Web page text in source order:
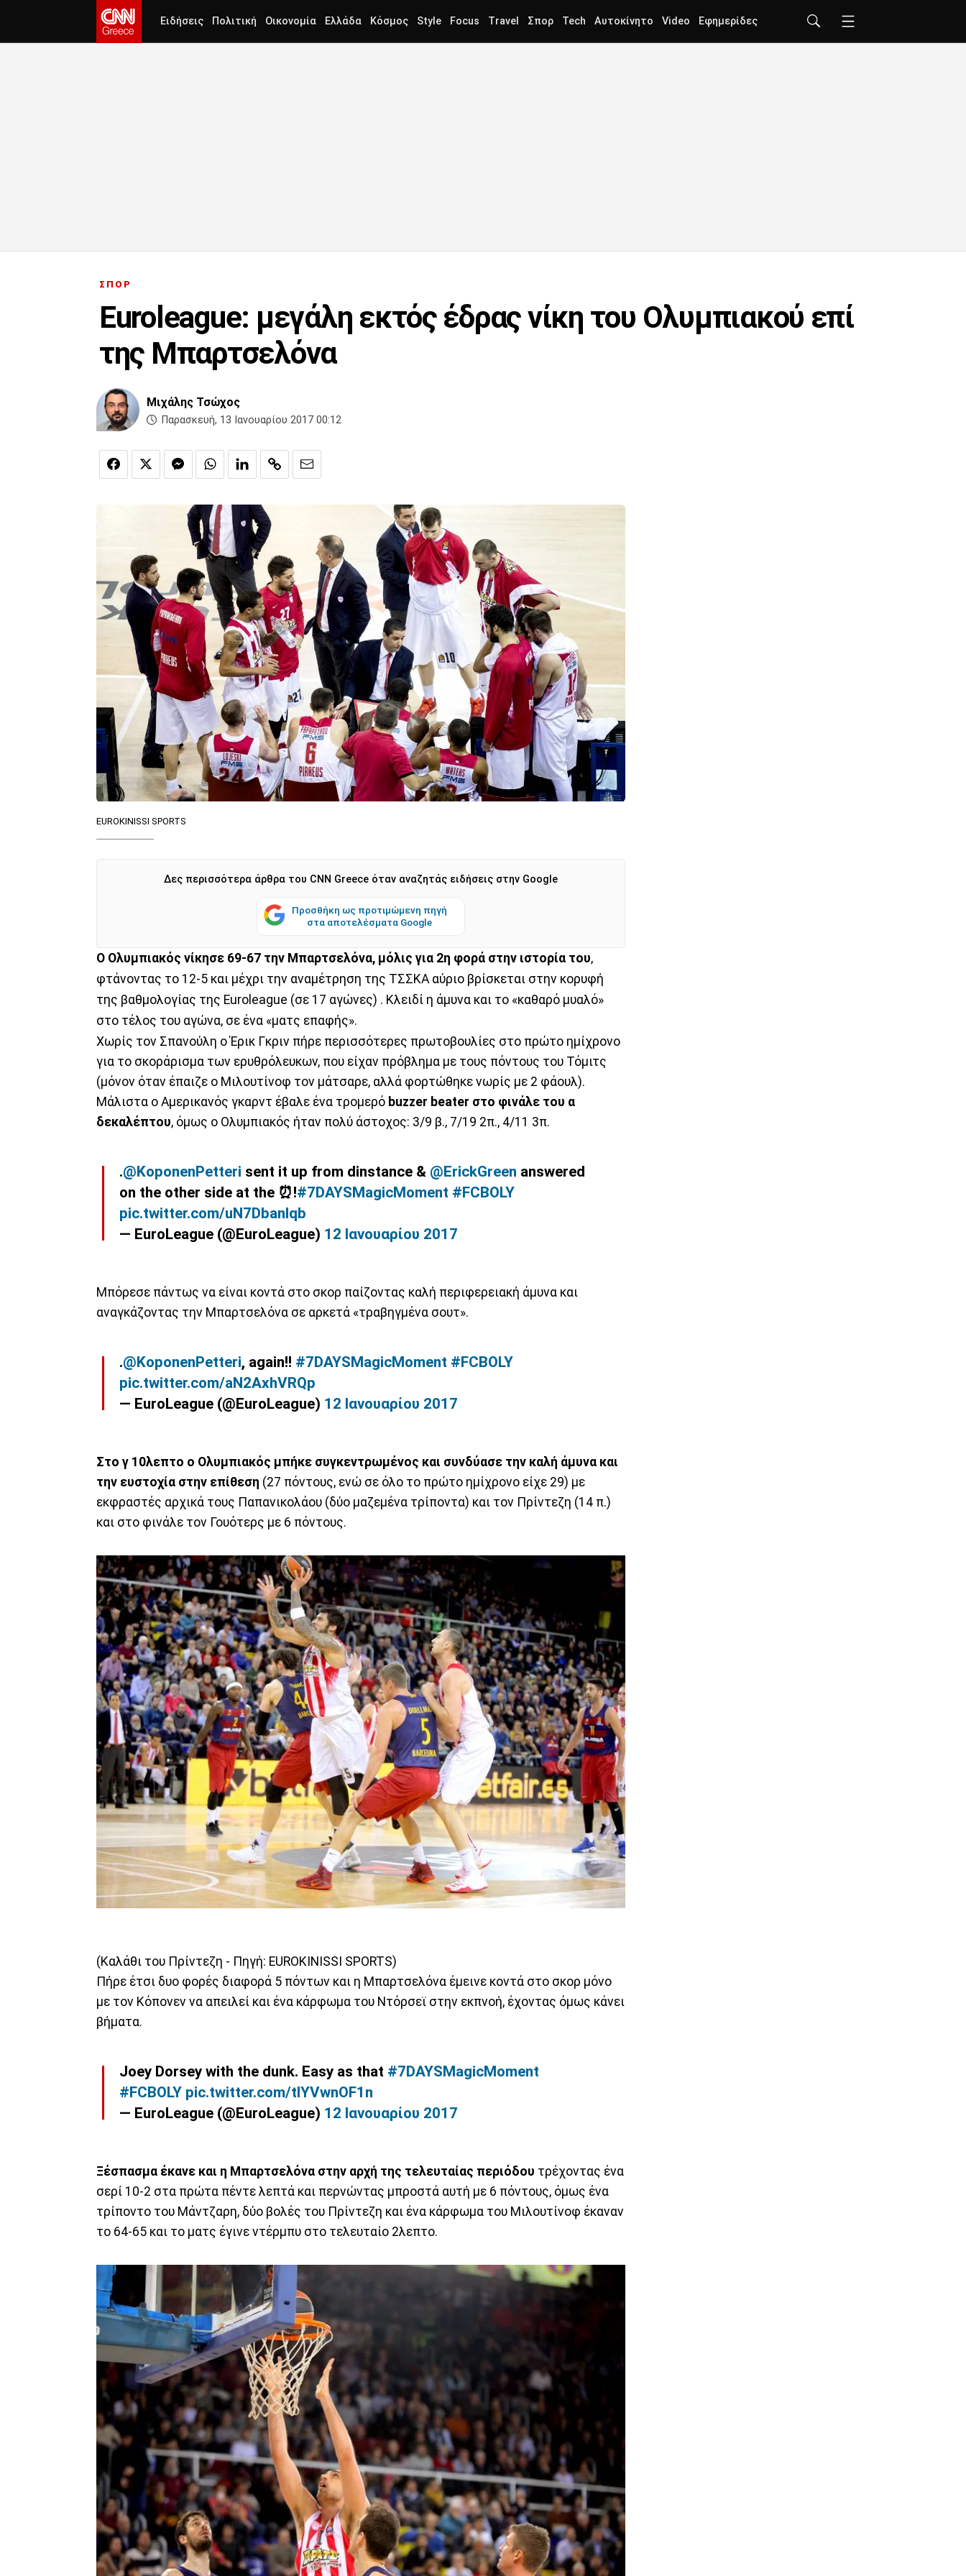
Ειδήσεις Πολιτική Οικονομία Ελλάδα Κόσμος Style Focus Travel Σπορ Tech Αυτοκίνητο Video Εφημερίδες
ΣΠΟΡ
Euroleague: μεγάλη εκτός έδρας νίκη του Ολυμπιακού επί
της Μπαρτσελόνα
Μιχάλης Τσώχος
Παρασκευή, 13 Ιανουαρίου 2017 00:12
EUROKINISSI SPORTS
Δες περισσότερα άρθρα του CNN Greece όταν αναζητάς ειδήσεις στην Google
Προσθήκη ως προτιμώμενη πηγή
στα αποτελέσματα Google
Ο Ολυμπιακός νίκησε 69-67 την Μπαρτσελόνα, μόλις για 2η φορά στην ιστορία του,
φτάνοντας το 12-5 και μέχρι την αναμέτρηση της ΤΣΣΚΑ αύριο βρίσκεται στην κορυφή
της βαθμολογίας της Euroleague (σε 17 αγώνες) . Κλειδί η άμυνα και το «καθαρό μυαλό»
στο τέλος του αγώνα, σε ένα «ματς επαφής».
Χωρίς τον Σπανούλη ο Έρικ Γκριν πήρε περισσότερες πρωτοβουλίες στο πρώτο ημίχρονο
για το σκοράρισμα των ερυθρόλευκων, που είχαν πρόβλημα με τους πόντους του Τόμιτς
(μόνον όταν έπαιζε ο Μιλουτίνοφ τον μάτσαρε, αλλά φορτώθηκε νωρίς με 2 φάουλ).
Μάλιστα ο Αμερικανός γκαρντ έβαλε ένα τρομερό buzzer beater στο φινάλε του α
δεκαλέπτου, όμως ο Ολυμπιακός ήταν πολύ άστοχος: 3/9 β., 7/19 2π., 4/11 3π.
.@KoponenPetteri sent it up from dinstance & @ErickGreen answered
on the other side at the ⏰!#7DAYSMagicMoment #FCBOLY
pic.twitter.com/uN7DbanIqb
— EuroLeague (@EuroLeague) 12 Ιανουαρίου 2017
Μπόρεσε πάντως να είναι κοντά στο σκορ παίζοντας καλή περιφερειακή άμυνα και
αναγκάζοντας την Μπαρτσελόνα σε αρκετά «τραβηγμένα σουτ».
.@KoponenPetteri, again!! #7DAYSMagicMoment #FCBOLY
pic.twitter.com/aN2AxhVRQp
— EuroLeague (@EuroLeague) 12 Ιανουαρίου 2017
Στο γ 10λεπτο ο Ολυμπιακός μπήκε συγκεντρωμένος και συνδύασε την καλή άμυνα και
την ευστοχία στην επίθεση (27 πόντους, ενώ σε όλο το πρώτο ημίχρονο είχε 29) με
εκφραστές αρχικά τους Παπανικολάου (δύο μαζεμένα τρίποντα) και τον Πρίντεζη (14 π.)
και στο φινάλε τον Γουότερς με 6 πόντους.
(Καλάθι του Πρίντεζη - Πηγή: EUROKINISSI SPORTS)
Πήρε έτσι δυο φορές διαφορά 5 πόντων και η Μπαρτσελόνα έμεινε κοντά στο σκορ μόνο
με τον Κόπονεν να απειλεί και ένα κάρφωμα του Ντόρσεϊ στην εκπνοή, έχοντας όμως κάνει
βήματα.
Joey Dorsey with the dunk. Easy as that #7DAYSMagicMoment
#FCBOLY pic.twitter.com/tIYVwnOF1n
— EuroLeague (@EuroLeague) 12 Ιανουαρίου 2017
Ξέσπασμα έκανε και η Μπαρτσελόνα στην αρχή της τελευταίας περιόδου τρέχοντας ένα
σερί 10-2 στα πρώτα πέντε λεπτά και περνώντας μπροστά αυτή με 6 πόντους, όμως ένα
τρίποντο του Μάντζαρη, δύο βολές του Πρίντεζη και ένα κάρφωμα του Μιλουτίνοφ έκαναν
το 64-65 και το ματς έγινε ντέρμπυ στο τελευταίο 2λεπτο.